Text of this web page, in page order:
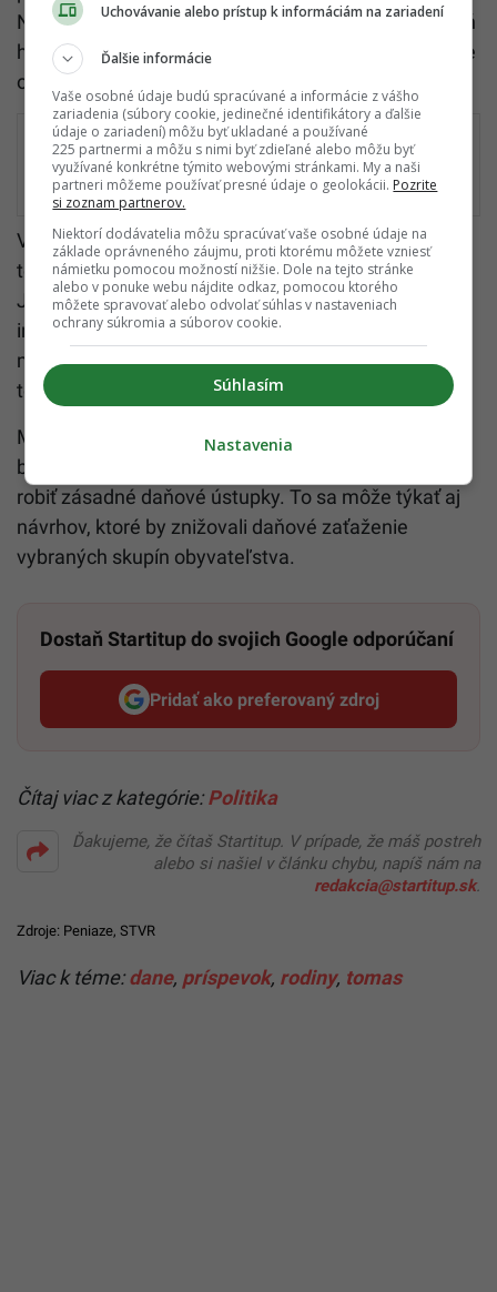
Nevylúčil ani vyšší deficit verejných financií. Zároveň
hovoril o možnosti šetriť naprieč výdavkami približne
o 3 %.
Zelenskyj odhalil nové plány Moskvy:
Rusko chce vtiahnuť Bielorusko do vojny,
na stole je aj útok na štáty NATO
V koalícii však zatiaľ nie je zhoda na všetkých
témach. Sporná zostáva napríklad transakčná daň.
Jej prípadné zrušenie by podľa dostupných
informácií znamenalo výpadok približne 400
miliónov eur, pričom stále nie je jasné, ako by sa
tento výpadok nahradil.
Minister financií Ladislav Kamenický upozorňuje, že
bez jasného krytia výpadkov príjmov nie je možné
robiť zásadné daňové ústupky. To sa môže týkať aj
návrhov, ktoré by znižovali daňové zaťaženie
vybraných skupín obyvateľstva.
Dostaň Startitup do svojich Google odporúčaní
Pridať ako preferovaný zdroj
Startitup, odkaz sa otvorí v
Čítaj viac z kategórie:Politika
Ďakujeme, že čítaš Startitup. V prípade, že máš postreh
alebo si našiel v článku chybu, napíš nám na
redakcia@startitup.sk.
Zdroje: Peniaze, STVR
Viac k téme:dane, príspevok, rodiny, tomas
Uchovávanie alebo prístup k informáciám na zariadení
Ďalšie informácie
Vaše osobné údaje budú spracúvané a informácie z vášho
zariadenia (súbory cookie, jedinečné identifikátory a ďalšie
údaje o zariadení) môžu byť ukladané a používané
225 partnermi a môžu s nimi byť zdieľané alebo môžu byť
využívané konkrétne týmito webovými stránkami. My a naši
partneri môžeme používať presné údaje o geolokácii. Pozrite
si zoznam partnerov.
Niektorí dodávatelia môžu spracúvať vaše osobné údaje na
základe oprávneného záujmu, proti ktorému môžete vzniesť
námietku pomocou možností nižšie. Dole na tejto stránke
alebo v ponuke webu nájdite odkaz, pomocou ktorého
môžete spravovať alebo odvolať súhlas v nastaveniach
ochrany súkromia a súborov cookie.
Súhlasím
Nastavenia